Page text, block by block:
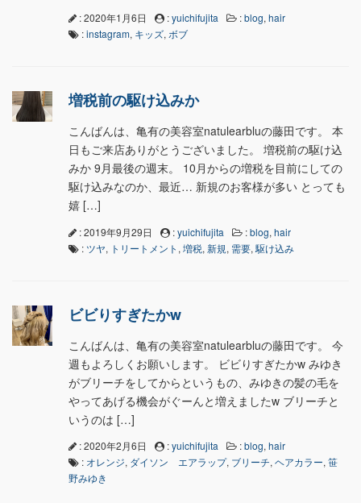
: 2020年1月6日 :yuichifujita :blog, hair
:instagram, キッズ, ボブ
増税前の駆け込みか
こんばんは、亀有の美容室natulearbluの藤田です。 本
日もご来店ありがとうございました。 増税前の駆け込
みか 9月最後の週末。 10月からの増税を目前にしての
駆け込みなのか、最近… 新規のお客様が多い とっても
嬉 […]
: 2019年9月29日 :yuichifujita :blog, hair
: ツヤ, トリートメント , 増税, 新規, 需要, 駆け込み
ビビりすぎたかw
こんばんは、亀有の美容室natulearbluの藤田です。 今
週もよろしくお願いします。 ビビりすぎたかw みゆき
がブリーチをしてからというもの、みゆきの髪の毛を
やってあげる機会がぐーんと増えましたw ブリーチと
いうのは […]
: 2020年2月6日 :yuichifujita :blog, hair
: オレンジ, ダイソン エアラップ, ブリーチ, ヘアカラー, 笹
野みゆき